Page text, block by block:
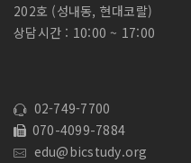
202호 (성내동, 현대코랄)
상담시간 : 10:00 ~ 17:00
02-749-7700
070-4099-7884
edu@bicstudy.org